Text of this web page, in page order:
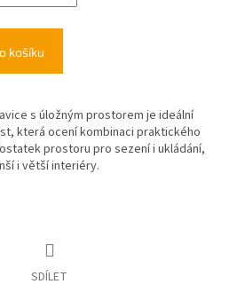
košíku
s úložným prostorem je ideální
která ocení kombinaci praktického
prostoru pro sezení i ukládání,
i větší interiéry.
SDÍLET